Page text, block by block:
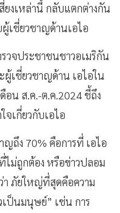
ยงเหล่านี้ กลับแตกต่างกัน
เชี่ยวชาญด้านเอไอ
วจประชาชนชาวอเมริกัน
เชี่ยวชาญด้าน เอไอใน
อน ส.ค.-ต.ค.2024 ชี้ถึง
จเกี่ยวกับเอไอ
ถึง 70% คือการที่ เอไอ
ไม่ถูกต้อง หรือข่าวปลอม
ภัยใหญ่ที่สุดคือความ
เป็นมนุษย์” เช่น การ